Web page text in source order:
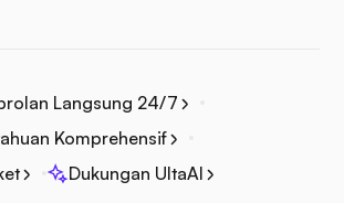
Laut
Langsung 24/7
Komprehensif
Dukungan UltaAI